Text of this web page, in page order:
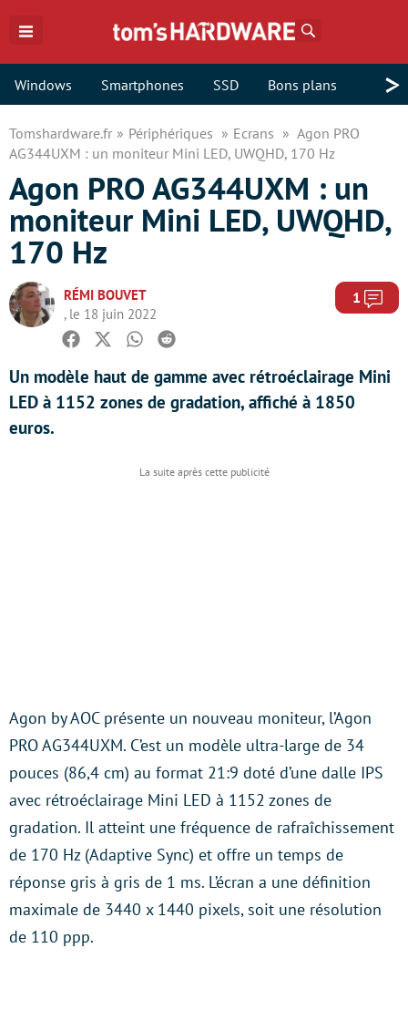
Windows Smartphones SSD Bons plans >
Tomshardware.fr Périphériques Ecrans
Agon PRO
AG344UXM : un moniteur Mini LED, UWQHD, 170 Hz
Agon PRO AG344UXM : un
moniteur Mini LED, UWQHD,
170 Hz
RÉMI BOUVET
, le 18 juin 2022
1
Facebook
TwitterWhatsapp
Reddit
Un modèle haut de gamme avec rétroéclairage Mini
LED à 1152 zones de gradation, affiché à 1850
euros.
Agon by AOC présente un nouveau moniteur, l’Agon
PRO AG344UXM. C’est un modèle ultra-large de 34
pouces (86,4 cm) au format 21:9 doté d’une dalle IPS
avec rétroéclairage Mini LED à 1152 zones de
gradation. Il atteint une fréquence de rafraîchissement
de 170 Hz (Adaptive Sync) et offre un temps de
réponse gris à gris de 1 ms. L’écran a une définition
maximale de 3440 x 1440 pixels, soit une résolution
de 110 ppp.